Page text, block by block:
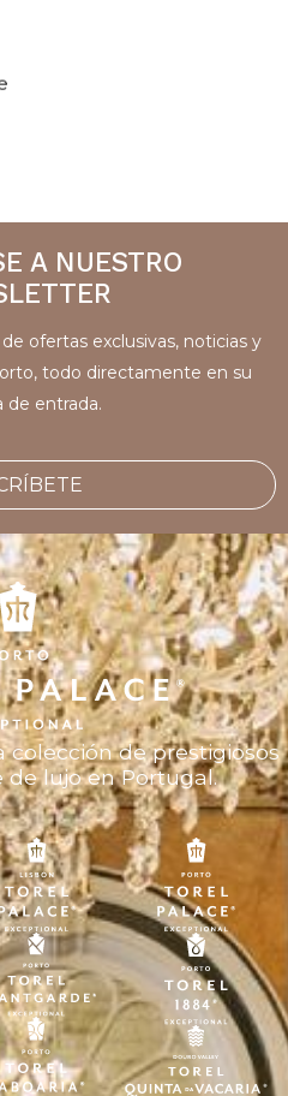
A NUESTRO
ofertas exclusivas, noticias y
todo directamente en su
de entrada.
colección de prestigiosos
lujo en Portugal.